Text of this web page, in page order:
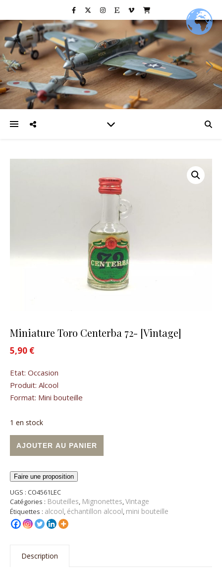
Miniature Toro Centerba 72- [Vintage]
5,90 €
Etat: Occasion
Produit: Alcool
Format: Mini bouteille
1 en stock
AJOUTER AU PANIER
Faire une proposition
UGS : CO4561LEC
Catégories : Bouteilles, Mignonettes,Vintage
Étiquettes : alcool, échantillon alcool, mini bouteille
Description